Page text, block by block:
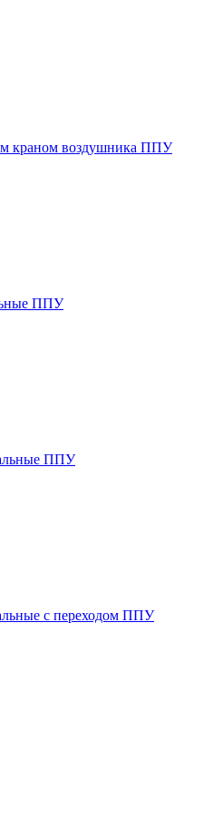
краном воздушника ППУ
ППУ
ППУ
с переходом ППУ